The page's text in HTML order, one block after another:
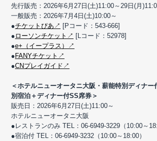
先行販売：2026年6月27日(土)11:00～29日(月
一般販売：2026年7月4日(土)10:00～
●チケットぴあ↗ [Pコード：543-666]
● ローソンチケット↗ [Lコード：52978]
●e+（イープラス）↗
● FANYチケット↗
●CNプレイガイド↗
＜ホテルニューオータニ大阪・薪能特別ディナー
別宿泊＋ディナー付SS席券＞
販売日：2026年6月27日(土)11:00～
ホテルニューオータニ大阪
●レストランのみ TEL：06-6949-3229（10:00～
●宿泊付 TEL：06-6949-3232（10:00～18:00）